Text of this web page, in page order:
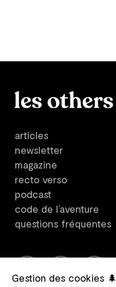
articles
newsletter
magazine
recto verso
podcast
code de l’aventure
questions fréquentes
Gestion des cookies 🌲